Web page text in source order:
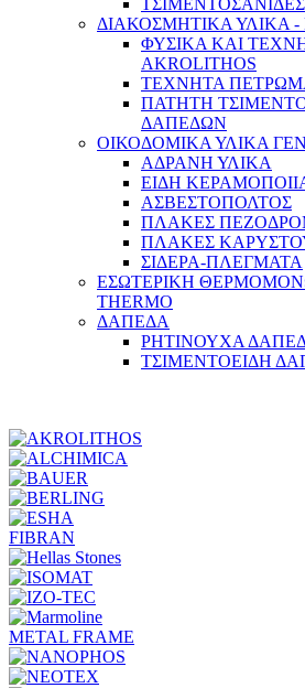
ΔΙΑΚΟΣΜΗΤΙΚΑ ΥΛΙΚΑ
ΦΥΣΙΚΑ ΚΑΙ
AKROLITHOS
ΤΕΧΝΗΤΑ
ΠΑΤΗΤΗ
ΔΑΠΕΔΩΝ
ΟΙΚΟΔΟΜΙΚΑ ΥΛΙΚΑ
ΑΔΡΑΝΗ ΥΛΙΚΑ
ΕΙΔΗ
ΑΣΒΕΣΤΟΠΟΛΤΟΣ
ΠΛΑΚΕΣ
ΠΛΑΚΕΣ
ΣΙΔΕΡΑ-ΠΛΕΓΜΑΤΑ
ΕΣΩΤΕΡΙΚΗ
THERMO
ΔΑΠΕΔΑ
ΡΗΤΙΝΟΥΧΑ
ΤΣΙΜΕΝΤΟΕΙΔΗ
FIBRAN
METAL FRAME